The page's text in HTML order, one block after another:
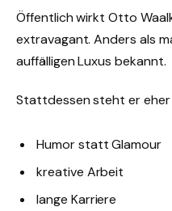
Öffentlich wirkt Otto
extravagant. Anders als
auffälligen Luxus bekannt.
Stattdessen steht er eher
Humor statt Glamour
kreative Arbeit
lange Karriere